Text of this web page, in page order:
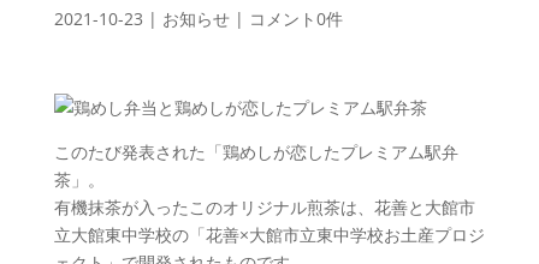
2021-10-23 | お知らせ| コメント0件
このたび発表された「鶏めしが恋したプレミアム駅弁
茶」。
有機抹茶が入ったこのオリジナル煎茶は、花善と大館市
立大館東中学校の「花善×大館市立東中学校お土産プロジ